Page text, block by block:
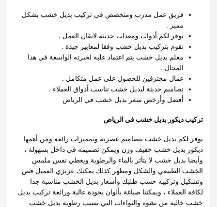
فريق عمل مدرب ومتخصص في تركيب بديل خشب بشكل
مميز .
نوفر لكم أدوات ومعدات حديثة لاتقان العمل .
نقوم بتركيب بديل خشب وفقا لمعايير جيدة .
معلم بديل خشب يتم اعتماد عليه لخبرته الواسعة في هذا
المجال .
عمال محترفين للحصول على عمل متكامل .
تصاميم حديثة لبديل خشب تناسب أذواق العملاء .
أفضل وأرخص سعر بديل خشب في الرياض
تركيب ديكور بديل خشب في الرياض
نوفر لكم بديل خشب بتصاميم عصرية وبمميزات رائعة ومن أهمها
ديكور بديل خشب خفيف وزن ويمكن تصميمه في داخل بسهولة ،
وأيضا بديل خشب لا يتأثر بالماء والرطوبة ويعطي نفس ملمس
الخشب الطبيعي والشكل ومظهر كذلك يمكنك عزيزي العميل قص
وتشكيل وتركيبه حسب طلبك وأسعار بديل الخشب مناسبة جدا
لكافة العملاء ، ويمكننا صباغة بألوان بجودة عالية ورائعة تركيب بديل
خشب خالية من تشوه والتواءات التي تسبب رطوبة بديل خشب